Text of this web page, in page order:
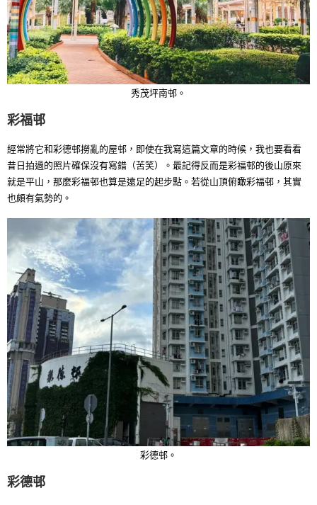
秀茂坪南邨。
彩福邨
經常將它和彩德邨撈亂的屋邨，即使在我寫這篇文章的時候，我也要看看
昔日拍過的照片確保沒有寫錯（苦笑）。最記得反而是彩福邨的後山原來
就是平山，那麼彩福邨也算是遠足的起步點。若從山頂俯瞰彩福邨，其實
也頗有氣勢的。
彩德邨。
彩德邨